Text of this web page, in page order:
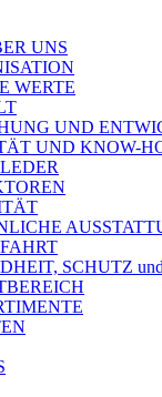
UNS
WERTE
UND
UND KNOW-
SCHUTZ